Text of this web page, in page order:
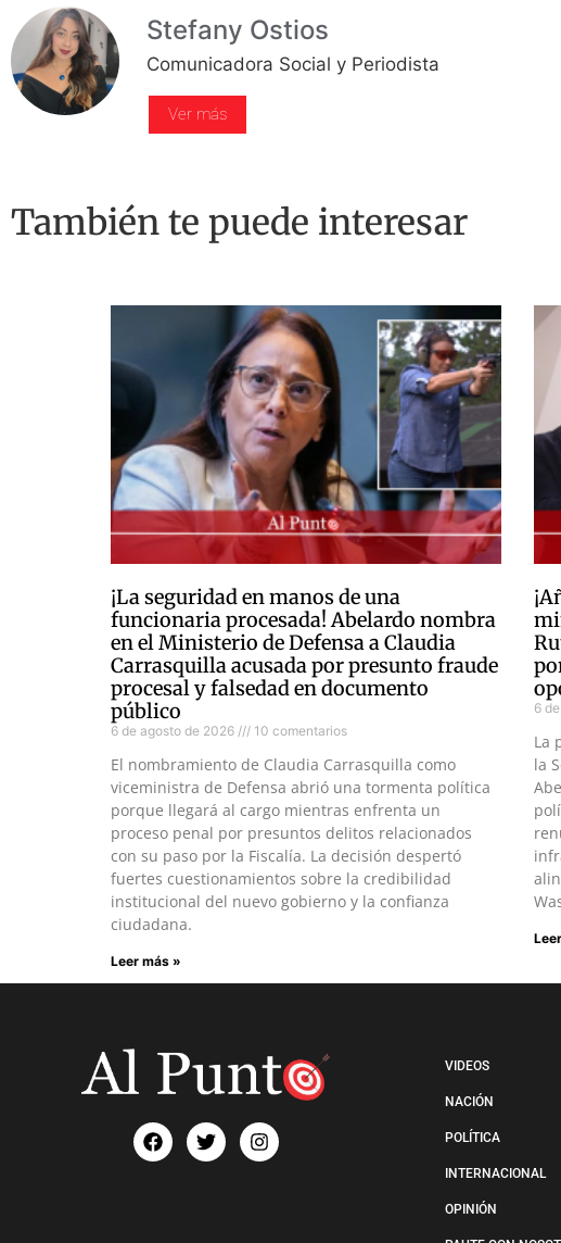
Stefany Ostios
Comunicadora Social y Periodista
Ver más
También te puede interesar
¡La seguridad en manos de una
funcionaria procesada! Abelardo nombra
en el Ministerio de Defensa a Claudia
Carrasquilla acusada por presunto fraude
procesal y falsedad en documento
público
6 de agosto de 2026 10 comentarios
El nombramiento de Claudia Carrasquilla como
viceministra de Defensa abrió una tormenta política
porque llegará al cargo mientras enfrenta un
proceso penal por presuntos delitos relacionados
con su paso por la Fiscalía. La decisión despertó
fuertes cuestionamientos sobre la credibilidad
institucional del nuevo gobierno y la confianza
ciudadana.
Leer más »
6
La
la
VIDEOS
NACIÓN
POLÍTICA
INTERNACIONAL
OPINIÓN